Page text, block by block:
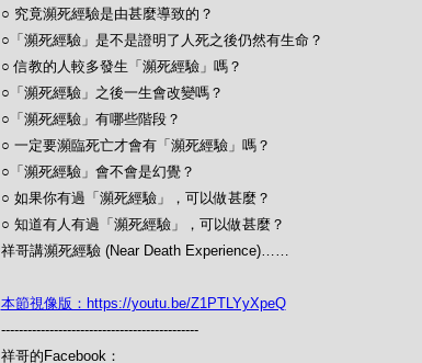
○ 究竟瀕死經驗是由甚麼導致的？
○「瀕死經驗」是不是證明了人死之後仍然有生命？
○ 信教的人較多發生「瀕死經驗」嗎？
○「瀕死經驗」之後一生會改變嗎？
○「瀕死經驗」有哪些階段？
○ 一定要瀕臨死亡才會有「瀕死經驗」嗎？
○「瀕死經驗」會不會是幻覺？
○ 如果你有過「瀕死經驗」，可以做甚麼？
○ 知道有人有過「瀕死經驗」，可以做甚麼？
祥哥講瀕死經驗 (Near Death Experience)……
本節視像版：https://youtu.be/Z1PTLYyXpeQ
---------------------------------------------
祥哥的Facebook：